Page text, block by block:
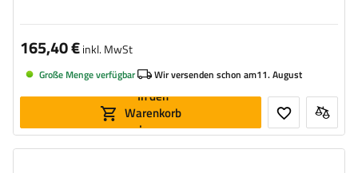
165,40 €inkl. MwSt
Große Menge verfügbar Wir versenden schon am11. August
In den
Warenkorb
legen